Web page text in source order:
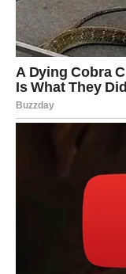
U BOLJEM
Mnogi Lavovi
Možda kroz novu
Možda kroz
Možda kroz